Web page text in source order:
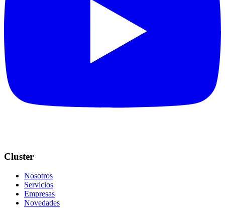
Cluster
Nosotros
Servicios
Empresas
Novedades